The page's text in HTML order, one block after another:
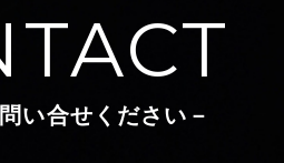
い合せください－